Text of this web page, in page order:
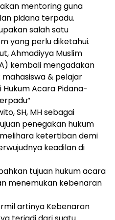
mentoring guna
pidana terpadu.
salah satu
yang perlu diketahui.
Ahmadiyya Muslim
kembali mengadakan
& pelajar
Acara Pidana-
SH, MH sebagai
penegakan hukum
ketertiban demi
keadilan di
tujuan hukum acara
menemukan kebenaran
artinya Kebenaran